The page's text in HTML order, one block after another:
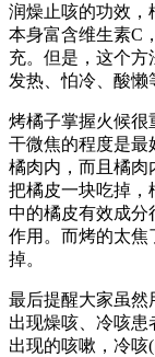
润燥止咳的功效，
本身富含维生素C
充。但是，这个
发热、怕冷、酸懒
烤橘子掌握火候很
干微焦的程度是最
橘肉内，而且橘肉
把橘皮一块吃掉，
中的橘皮有效成分
作用。而烤的太焦
掉。
最后提醒大家虽然
出现燥咳、冷咳患
出现的咳嗽，冷咳